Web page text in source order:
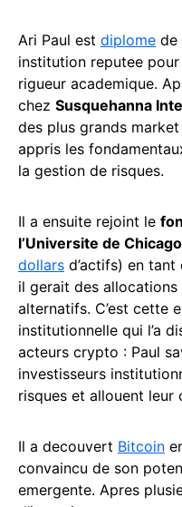
Ari Paul est diplome de
institution reputee pour
rigueur academique.
chez Susquehanna
des plus grands market
appris les
la gestion de risques.
Il a ensuite rejoint le
l’Universite de Chicago
dollars d’actifs) en
il gerait des allocations
alternatifs. C’est cette
institutionnelle qui l’a
acteurs crypto : Paul
investisseurs
risques et allouent leur
Il a decouvert Bitcoin
convaincu de son
emergente. Apres